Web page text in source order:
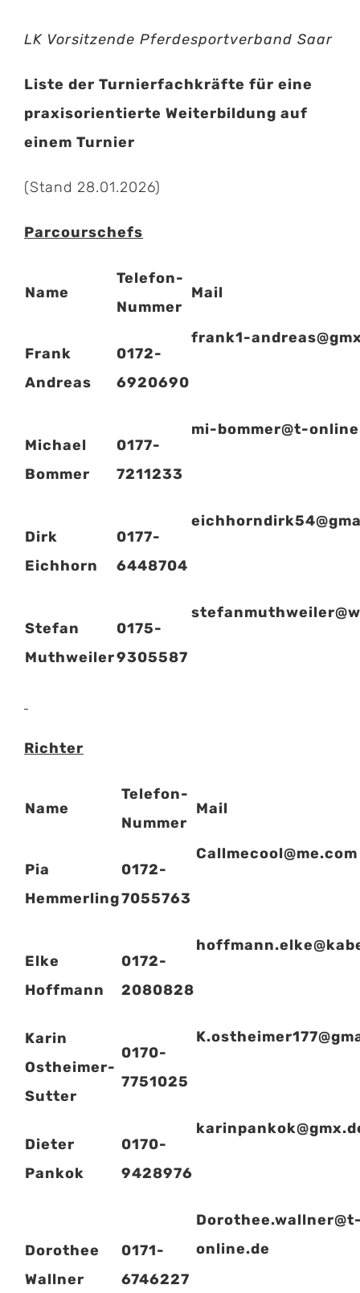
LK Vorsitzende Pferdesportverband Saar
Liste der Turnierfachkräfte für eine
praxisorientierte Weiterbildung auf
einem Turnier
(Stand 28.01.2026)
Parcourschefs
Name
Telefon-
Nummer
Mail
Frank
Andreas
0172-
6920690
frank1-
Michael
Bommer
0177-
7211233
mi-bommer@t-
Dirk
Eichhorn
0177-
6448704
Stefan
Muthweiler
0175-
9305587
Richter
Name
Telefon-
Nummer
Mail
Pia
Hemmerling
0172-
7055763
Callmecool@me.com
Elke
Hoffmann
0172-
2080828
Karin
Ostheimer-
Sutter
0170-
7751025
Dieter
Pankok
0170-
9428976
Dorothee
Wallner
0171-
6746227
online.de